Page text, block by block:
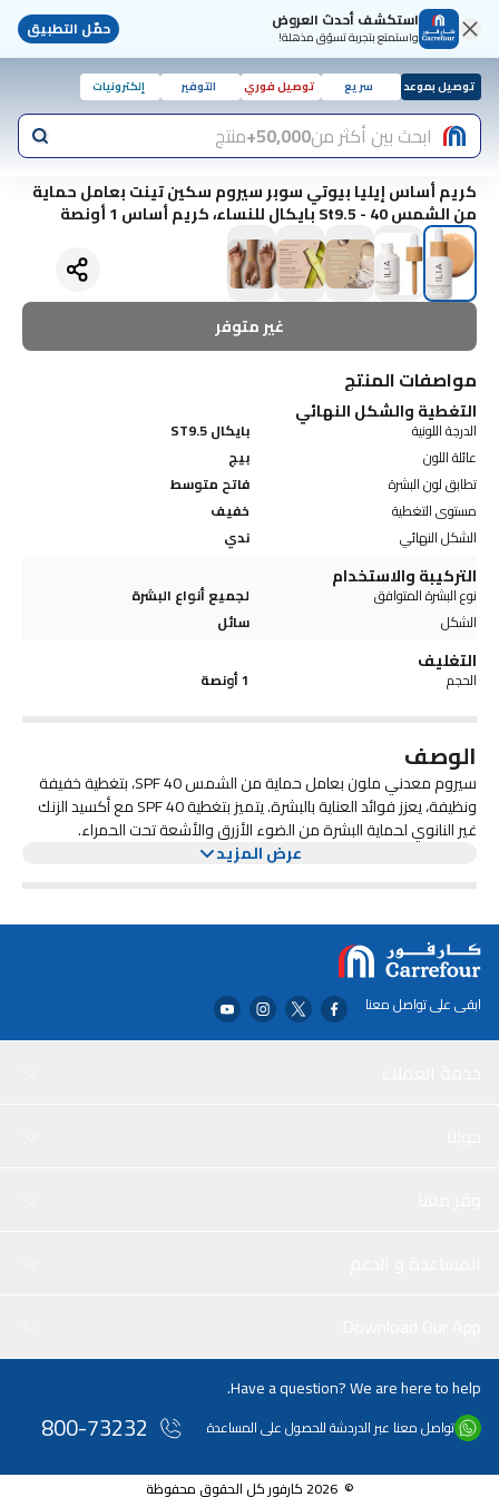
استكشف أحدث العروض
واستمتع بتجربة تسوّق مذهلة! حمّل التطبيق
توصيل بموعد سريع توصيل فوري التوفير إلكترونيات
ابحث بين أكثر من50,000+ منتج
كريم أساس إيليا بيوتي سوبر سيروم سكين تينت بعامل حماية
من الشمس 40 - St9.5 بايكال للنساء، كريم أساس 1 أونصة
غير متوفر
مواصفات المنتج
التغطية والشكل النهائي
الدرجة اللونية
بايكال ST9.5
عائلة اللون
بيج
تطابق لون البشرة
فاتح متوسط
مستوى التغطية
خفيف
الشكل النهائي
ندي
التركيبة والاستخدام
نوع البشرة المتوافق
لجميع أنواع البشرة
الشكل
سائل
التغليف
الحجم 1 أونصة
الوصف
سيروم معدني ملون بعامل حماية من الشمس SPF 40، بتغطية خفيفة
ونظيفة، يعزز فوائد العناية بالبشرة. يتميز بتغطية SPF 40 مع أكسيد الزنك
غير النانوي لحماية البشرة من الضوء الأزرق والأشعة تحت الحمراء.
عرض المزيد
ابقى على تواصل معنا
Have a question? We are here to help.
تواصل معنا عبر الدردشة للحصول على المساعدة 800-73232
© 2026 كارفور كل الحقوق محفوظة